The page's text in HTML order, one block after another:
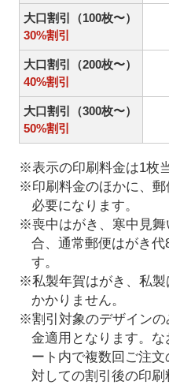
大口割引（100枚〜）
30%割引
大口割引（200枚〜）
40%割引
大口割引（300枚〜）
50%割引
※表示の印刷料金は1枚
※印刷料金のほかに、郵
必要になります。
※喪中はがき、寒中見
合、通常郵便はがき代
す。
※私製年賀はがき、私製
かかりません。
※割引対象のデザインの
金適用となります。
ート内で複数回ご注
対しての割引後の印刷